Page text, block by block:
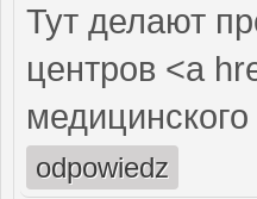
Тут делают
центров <a
odpowiedz